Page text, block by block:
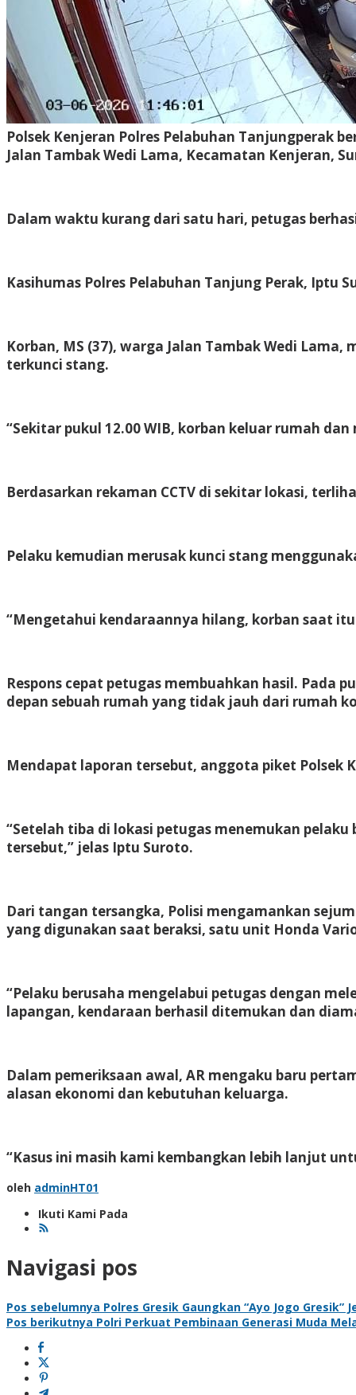
Polsek Kenjeran Polres Pelabuhan Tanjungperak
Jalan Tambak Wedi Lama, Kecamatan Kenjeran,
Dalam waktu kurang dari satu hari, petugas
Kasihumas Polres Pelabuhan Tanjung Perak, Iptu
Korban, MS (37), warga Jalan Tambak Wedi
terkunci stang.
“Sekitar pukul 12.00 WIB, korban keluar rumah
Berdasarkan rekaman CCTV di sekitar lokasi,
Pelaku kemudian merusak kunci stang
“Mengetahui kendaraannya hilang, korban saat
Respons cepat petugas membuahkan hasil. Pada
depan sebuah rumah yang tidak jauh dari rumah
Mendapat laporan tersebut, anggota piket Polsek
“Setelah tiba di lokasi petugas menemukan
tersebut,” jelas Iptu Suroto.
Dari tangan tersangka, Polisi mengamankan
yang digunakan saat beraksi, satu unit Honda
“Pelaku berusaha mengelabui petugas dengan
lapangan, kendaraan berhasil ditemukan dan
Dalam pemeriksaan awal, AR mengaku baru
alasan ekonomi dan kebutuhan keluarga.
“Kasus ini masih kami kembangkan lebih lanjut
oleh adminHT01
Ikuti Kami Pada
Navigasi pos
Pos sebelumnya Polres Gresik Gaungkan “Ayo Jogo Gresik”
Pos berikutnya Polri Perkuat Pembinaan Generasi Muda